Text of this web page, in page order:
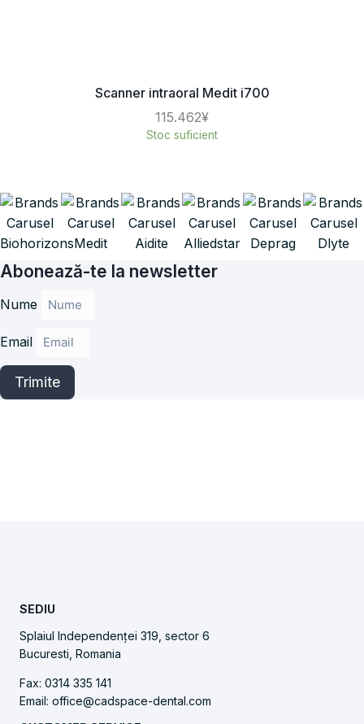
Scanner intraoral Medit i700
115.462¥
Stoc suficient
Abonează-te la newsletter
Nume
Email
Trimite
SEDIU
Splaiul Independenței 319, sector 6
Bucuresti, Romania
Fax: 0314 335 141
Email: office@cadspace-dental.com